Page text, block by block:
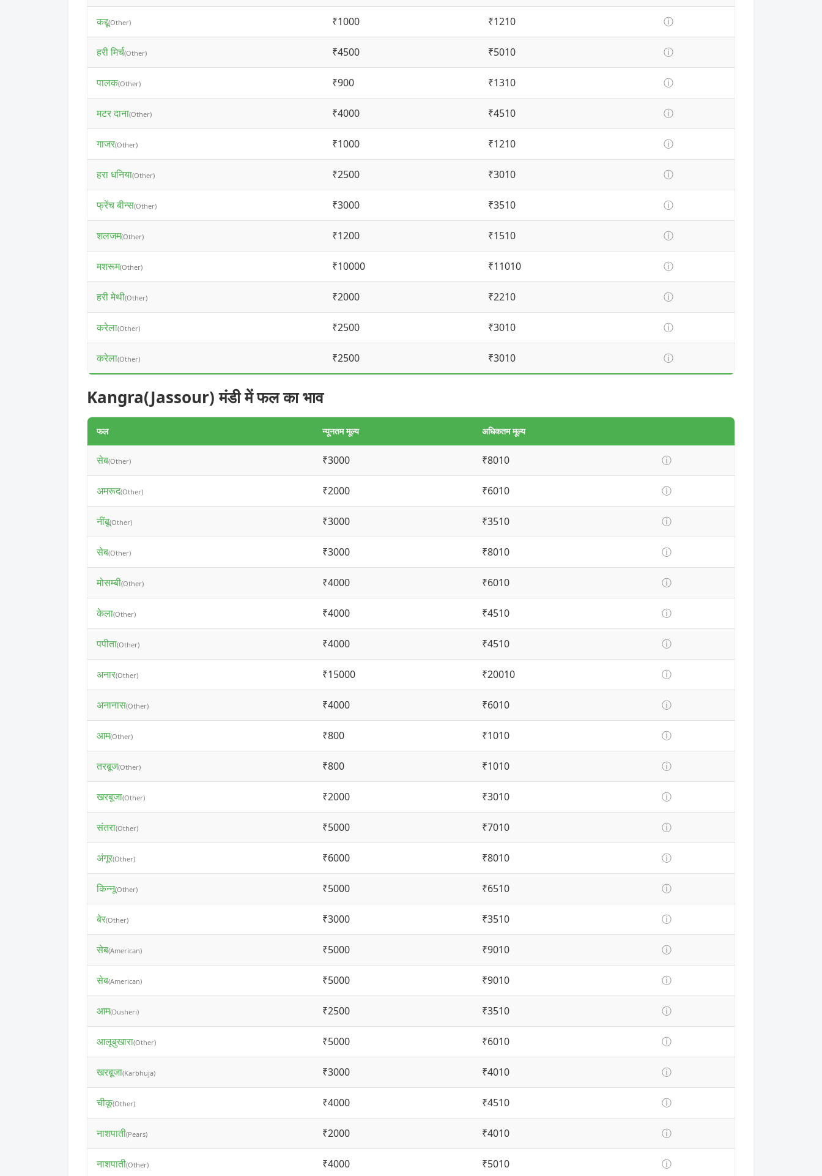
कद्दू(Other) ₹1000 ₹1210 ⓘ
हरी मिर्च(Other) ₹4500 ₹5010 ⓘ
पालक(Other) ₹900 ₹1310 ⓘ
मटर दाना(Other) ₹4000 ₹4510 ⓘ
गाजर(Other) ₹1000 ₹1210 ⓘ
हरा धनिया(Other) ₹2500 ₹3010 ⓘ
फ्रेंच बीन्स(Other) ₹3000 ₹3510 ⓘ
शलजम(Other) ₹1200 ₹1510 ⓘ
मशरूम(Other) ₹10000 ₹11010 ⓘ
हरी मेथी(Other) ₹2000 ₹2210 ⓘ
करेला(Other) ₹2500 ₹3010 ⓘ
करेला(Other) ₹2500 ₹3010 ⓘ
Kangra(Jassour) मंडी में फल का भाव
फल न्यूनतम मूल्य अधिकतम मूल्य
सेब(Other) ₹3000 ₹8010 ⓘ
अमरूद(Other) ₹2000 ₹6010 ⓘ
नींबू(Other) ₹3000 ₹3510 ⓘ
सेब(Other) ₹3000 ₹8010 ⓘ
मोसम्बी(Other) ₹4000 ₹6010 ⓘ
केला(Other) ₹4000 ₹4510 ⓘ
पपीता(Other) ₹4000 ₹4510 ⓘ
अनार(Other) ₹15000 ₹20010 ⓘ
अनानास(Other) ₹4000 ₹6010 ⓘ
आम(Other) ₹800 ₹1010 ⓘ
तरबूज(Other) ₹800 ₹1010 ⓘ
खरबूजा(Other) ₹2000 ₹3010 ⓘ
संतरा(Other) ₹5000 ₹7010 ⓘ
अंगूर(Other) ₹6000 ₹8010 ⓘ
किन्नू(Other) ₹5000 ₹6510 ⓘ
बेर(Other) ₹3000 ₹3510 ⓘ
सेब(American) ₹5000 ₹9010 ⓘ
सेब(American) ₹5000 ₹9010 ⓘ
आम(Dusheri) ₹2500 ₹3510 ⓘ
आलूबुखारा(Other) ₹5000 ₹6010 ⓘ
खरबूजा(Karbhuja) ₹3000 ₹4010 ⓘ
चीकू(Other) ₹4000 ₹4510 ⓘ
नाशपाती(Pears) ₹2000 ₹4010 ⓘ
नाशपाती(Other) ₹4000 ₹5010 ⓘ